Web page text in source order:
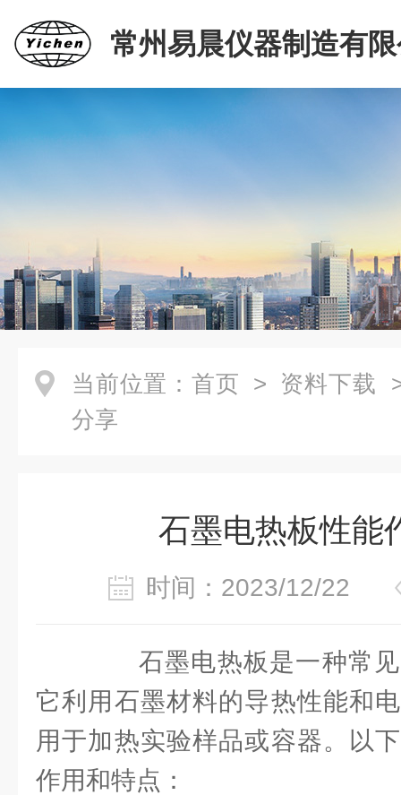
常州易晨仪器制造有
当前位置： 首页 > 资料下载
分享
石墨电热板性能
时间：2023/12/22
石墨电热板是一种常见
它利用石墨材料的导热性能和
用于加热实验样品或容器。以
作用和特点：